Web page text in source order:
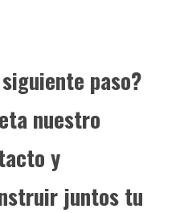
paso?
nuestro
y
juntos tu